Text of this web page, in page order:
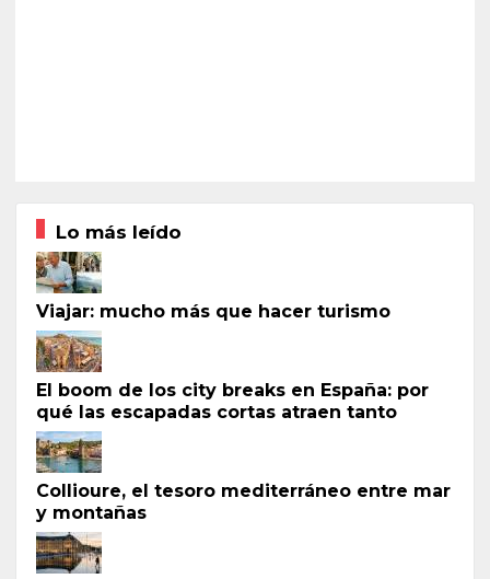
Lo más leído
Viajar: mucho más que hacer turismo
El boom de los city breaks en España: por
qué las escapadas cortas atraen tanto
Collioure, el tesoro mediterráneo entre mar
y montañas